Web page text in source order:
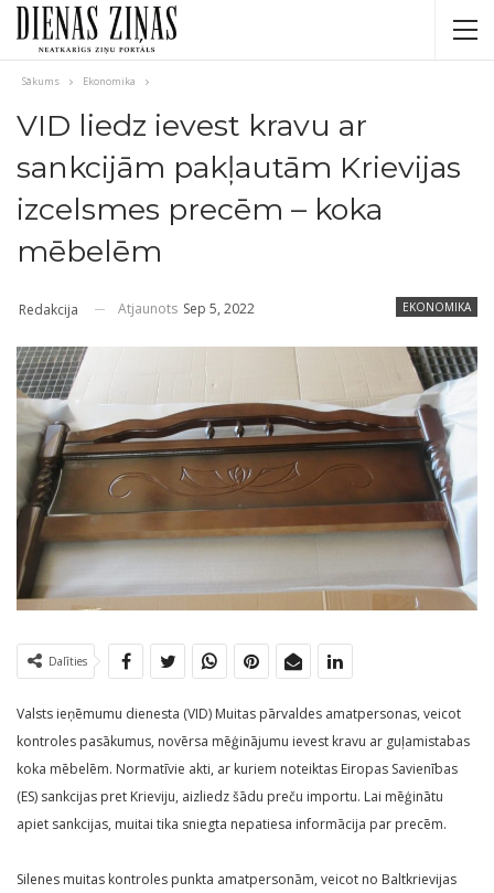
Sākums Ekonomika
VID liedz ievest kravu ar
sankcijām pakļautām Krievijas
izcelsmes precēm – koka
mēbelēm
EKONOMIKA
Redakcija Atjaunots Sep 5, 2022
Dalīties
Valsts ieņēmumu dienesta (VID) Muitas pārvaldes amatpersonas, veicot
kontroles pasākumus, novērsa mēģinājumu ievest kravu ar guļamistabas
koka mēbelēm. Normatīvie akti, ar kuriem noteiktas Eiropas Savienības
(ES) sankcijas pret Krieviju, aizliedz šādu preču importu. Lai mēģinātu
apiet sankcijas, muitai tika sniegta nepatiesa informācija par precēm.
Silenes muitas kontroles punkta amatpersonām, veicot no Baltkrievijas